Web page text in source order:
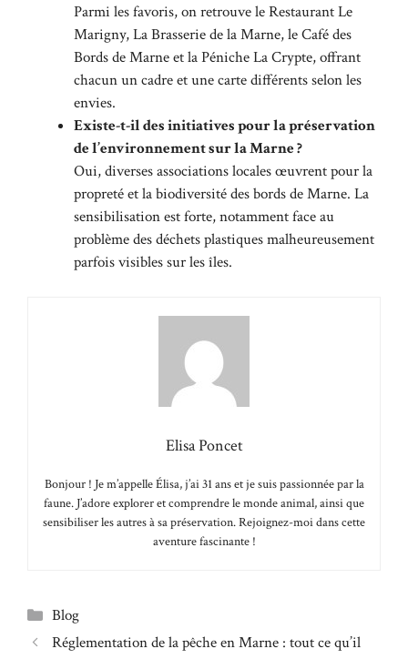
Parmi les favoris, on retrouve le Restaurant Le
Marigny, La Brasserie de la Marne, le Café des
Bords de Marne et la Péniche La Crypte, offrant
chacun un cadre et une carte différents selon les
envies.
Existe-t-il des initiatives pour la préservation
de l’environnement sur la Marne ?
Oui, diverses associations locales œuvrent pour la
propreté et la biodiversité des bords de Marne. La
sensibilisation est forte, notamment face au
problème des déchets plastiques malheureusement
parfois visibles sur les îles.
Elisa Poncet
Bonjour ! Je m’appelle Élisa, j’ai 31 ans et je suis passionnée par la
faune. J’adore explorer et comprendre le monde animal, ainsi que
sensibiliser les autres à sa préservation. Rejoignez-moi dans cette
aventure fascinante !
Catégories
Blog
Réglementation de la pêche en Marne : tout ce qu’il